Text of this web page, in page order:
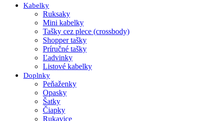
Kabelky
Ruksaky
Mini kabelky
Tašky cez plece (crossbody)
Shopper tašky
Príručné tašky
Ľadvinky
Listové kabelky
Doplnky
Peňaženky
Opasky
Šatky
Čiapky
Rukavice